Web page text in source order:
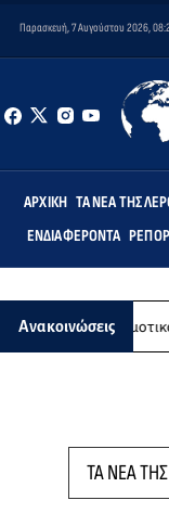
Παρασκευή, 7 Αυγούστου 2026,
ΑΡΧΙΚΉ ΤΑ ΝΈΑ ΤΗΣ
ΕΝΔΙΑΦΈΡΟΝΤΑ
Ανακοινώσεις
στο Δημοτικό
ΤΑ ΝΕΑ